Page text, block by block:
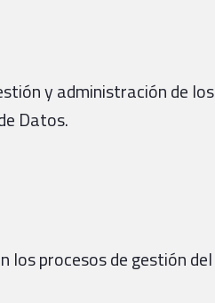
y administración de
Datos.
procesos de gestión